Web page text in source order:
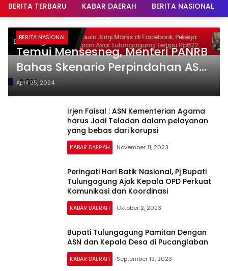
BERITA TERBARU KABAR DAERAH BERITA NASIONAL
Breaking News
yang
Terbuai Janji Manis di Facebook, Pekerja
Migran Asal Tulungagung Tertipu Rp622
Juta
ASN
BERITA NASIONAL
Temui Mensesneg, Menteri PANRB
Bahas Skenario Perpindahan ASN
ke IKN
April 25, 2024
Irjen Faisal : ASN Kementerian Agama
harus Jadi Teladan dalam pelayanan
yang bebas dari korupsi
KABAR DAERAH November 11, 2023
Peringati Hari Batik Nasional, Pj Bupati
Tulungagung Ajak Kepala OPD Perkuat
Komunikasi dan Koordinasi
KABAR DAERAH Oktober 2, 2023
Bupati Tulungagung Pamitan Dengan
ASN dan Kepala Desa di Pucanglaban
KABAR DAERAH September 19, 2023